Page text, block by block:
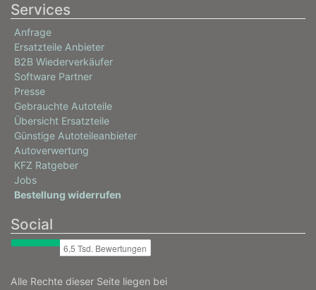
Services
Anfrage
Ersatzteile Anbieter
B2B Wiederverkäufer
Software Partner
Presse
Gebrauchte Autoteile
Übersicht Ersatzteile
Günstige Autoteileanbieter
Autoverwertung
KFZ Ratgeber
Jobs
Bestellung widerrufen
Social
Alle Rechte dieser Seite liegen bei